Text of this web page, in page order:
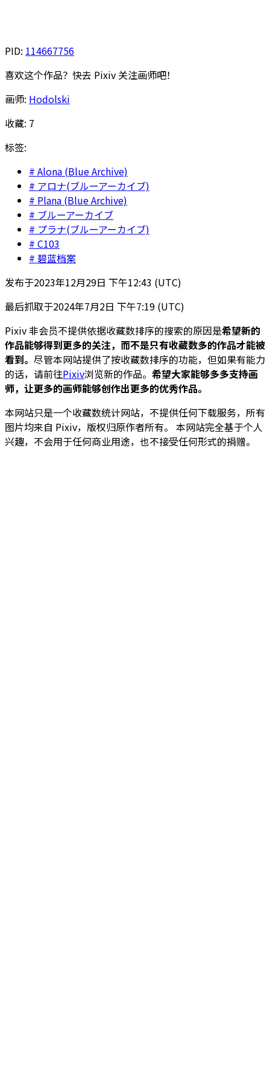
PID: 114667756
喜欢这个作品？快去 Pixiv 关注画师吧！
画师: Hodolski
收藏: 7
标签:
Alona (Blue Archive)
アロナ(ブルーアーカイブ)
Plana (Blue Archive)
ブルーアーカイブ
プラナ(ブルーアーカイブ)
C103
碧蓝档案
发布于2023年12月29日 下午12:43 (UTC)
最后抓取于2024年7月2日 下午7:19 (UTC)
Pixiv 非会员不提供依据收藏数排序的搜索的原因是希望新的
作品能够得到更多的关注，而不是只有收藏数多的作品才能被
看到。 尽管本网站提供了按收藏数排序的功能，但如果有能力
的话，请前往Pixiv浏览新的作品。 希望大家能够多多支持画
师，让更多的画师能够创作出更多的优秀作品。
本网站只是一个收藏数统计网站，不提供任何下载服务，所有
图片均来自 Pixiv，版权归原作者所有。 本网站完全基于个人
兴趣，不会用于任何商业用途，也不接受任何形式的捐赠。